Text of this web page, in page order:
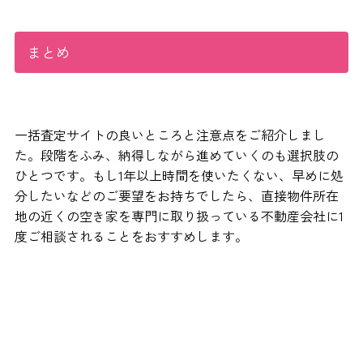
まとめ
一括査定サイトの良いところと注意点をご紹介しまし
た。段階をふみ、納得しながら進めていくのも選択肢の
ひとつです。もし1年以上時間を使いたくない、早めに処
分したいなどのご要望をお持ちでしたら、直接物件所在
地の近くの空き家を専門に取り扱っている不動産会社に1
度ご相談されることをおすすめします。